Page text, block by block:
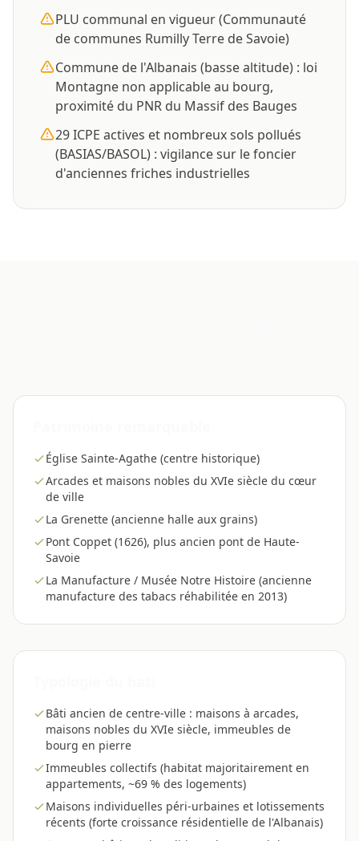
PLU communal en vigueur (Communauté
de communes Rumilly Terre de Savoie)
Commune de l'Albanais (basse altitude) : loi
Montagne non applicable au bourg,
proximité du PNR du Massif des Bauges
29 ICPE actives et nombreux sols pollués
(BASIAS/BASOL) : vigilance sur le foncier
d'anciennes friches industrielles
Église Sainte-Agathe (centre historique)
Arcades et maisons nobles du XVIe siècle du cœur
de ville
La Grenette (ancienne halle aux grains)
Pont Coppet (1626), plus ancien pont de Haute-
Savoie
La Manufacture / Musée Notre Histoire (ancienne
manufacture des tabacs réhabilitée en 2013)
Bâti ancien de centre-ville : maisons à arcades,
maisons nobles du XVIe siècle, immeubles de
bourg en pierre
Immeubles collectifs (habitat majoritairement en
appartements, ~69 % des logements)
Maisons individuelles péri-urbaines et lotissements
récents (forte croissance résidentielle de l'Albanais)